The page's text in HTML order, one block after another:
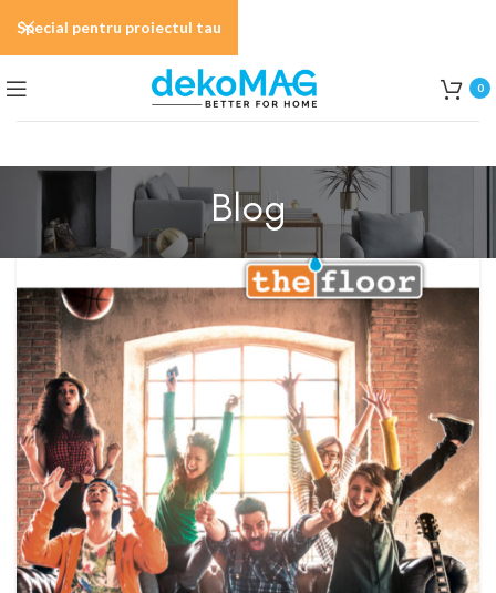
0
Blog
Special pentru proiectul tau